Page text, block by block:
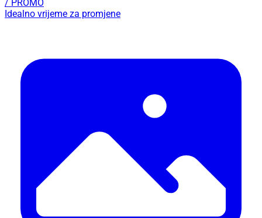
/ PROMO
Idealno vrijeme za promjene